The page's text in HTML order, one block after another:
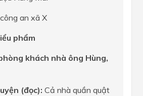
an xã X
phẩm
khách nhà ông Hùng,
(đọc): Cả nhà quần quật